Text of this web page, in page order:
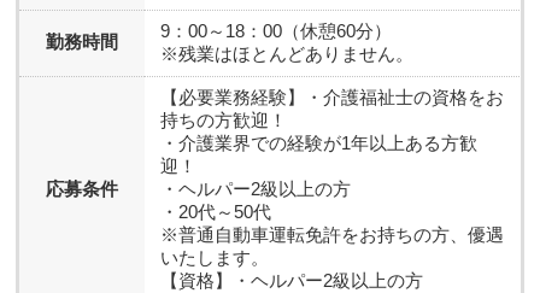
勤務時間
9：00～18：00（休憩60分）
※残業はほとんどありません。
応募条件
【必要業務経験】
・介護福祉士の資格をお
持ちの方歓迎！
・介護業界での経験が1年以上ある方歓
迎！
・ヘルパー2級以上の方
・20代～50代
※普通自動車運転免許をお持ちの方、優遇
いたします。
【資格】
・ヘルパー2級以上の方